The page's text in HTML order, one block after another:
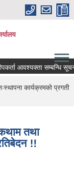
आवश्यक्ता सम्बन्धि सूचना !!!
कार्यक्रमको प्रगती
तथा
!!